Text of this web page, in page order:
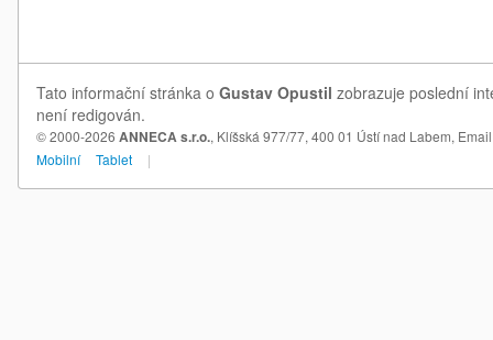
Tato informační stránka o Gustav Opustil zobrazuje poslední
není redigován.
© 2000-2026 ANNECA s.r.o., Klíšská 977/77, 400 01 Ústí nad Labem,
Mobilní
Tablet |